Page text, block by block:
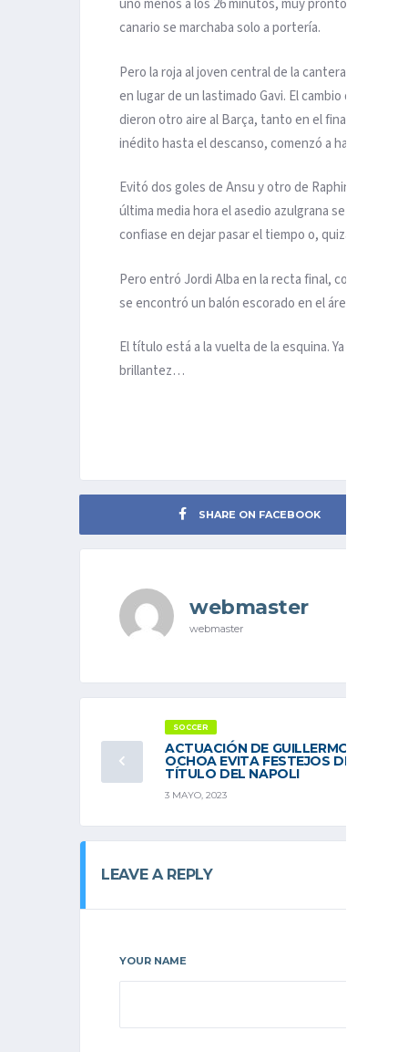
uno menos a los 26 minutos, muy pronto, cuando
canario se marchaba solo a portería.
Pero la roja al joven central de la cantera no varió
en lugar de un lastimado Gavi. El cambio de
dieron otro aire al Barça, tanto en el final del
inédito hasta el descanso, comenzó a hacerse ver.
Evitó dos goles de Ansu y otro de Raphinha antes
última media hora el asedio azulgrana se
confiase en dejar pasar el tiempo o, quizá, en
Pero entró Jordi Alba en la recta final, convertido
se encontró un balón escorado en el área que
El título está a la vuelta de la esquina. Ya habrá
brillantez…
SHARE ON FACEBOOK
webmaster
webmaster
SOCCER
ACTUACIÓN DE GUILLERMO
OCHOA EVITA FESTEJOS DE
TÍTULO DEL NAPOLI
3 MAYO, 2023
LEAVE A REPLY
YOUR NAME